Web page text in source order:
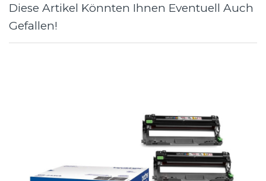
Diese Artikel Könnten Ihnen Eventuell Auch
Gefallen!